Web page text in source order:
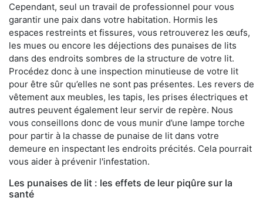
Cependant, seul un travail de professionnel pour vous
garantir une paix dans votre habitation. Hormis les
espaces restreints et fissures, vous retrouverez les œufs,
les mues ou encore les déjections des punaises de lits
dans des endroits sombres de la structure de votre lit.
Procédez donc à une inspection minutieuse de votre lit
pour être sûr qu’elles ne sont pas présentes. Les revers de
vêtement aux meubles, les tapis, les prises électriques et
autres peuvent également leur servir de repère. Nous
vous conseillons donc de vous munir d’une lampe torche
pour partir à la chasse de punaise de lit dans votre
demeure en inspectant les endroits précités. Cela pourrait
vous aider à prévenir l'infestation.
Les punaises de lit : les effets de leur piqûre sur la
santé